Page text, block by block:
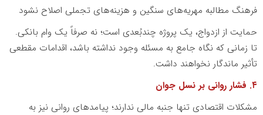
فرهنگ مطالبه مهریه‌های سنگین و هزینه‌های تجملی اصلاح نشود
حمایت از ازدواج، یک پروژه چندبُعدی است؛ نه صرفاً یک وام بانکی.
تا زمانی که نگاه جامع به مسئله وجود نداشته باشد، اقدامات مقطعی
تأثیر ماندگار نخواهند داشت.
۴. فشار روانی بر نسل جوان
مشکلات اقتصادی تنها جنبه مالی ندارند؛ پیامدهای روانی نیز به